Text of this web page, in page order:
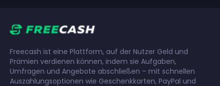
Freecash ist eine Plattform, auf der Nutzer Geld und
Prämien verdienen können, indem sie Aufgaben,
Umfragen und Angebote abschließen – mit schnellen
Auszahlungsoptionen wie Geschenkkarten, PayPal und